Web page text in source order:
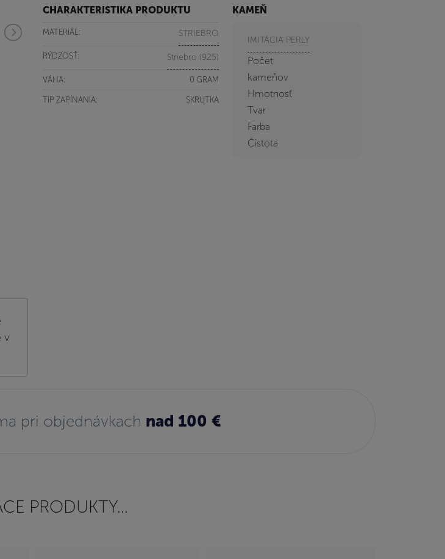
v
CHARAKTERISTIKA PRODUKTU
MATERIÁL: STRIEBRO
RÝDZOSŤ: Striebro (925)
VÁHA: 0 GRAM
TIP ZAPÍNANIA: SKRUTKA
KAMEŇ
IMITÁCIA PERLY
Počet
kameňov
Hmotnosť
Tvar
Farba
Čistota
pri objednávkach nad 100 €
PRODUKTY...